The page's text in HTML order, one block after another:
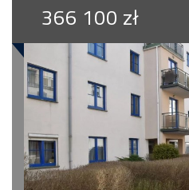
366 100 zł